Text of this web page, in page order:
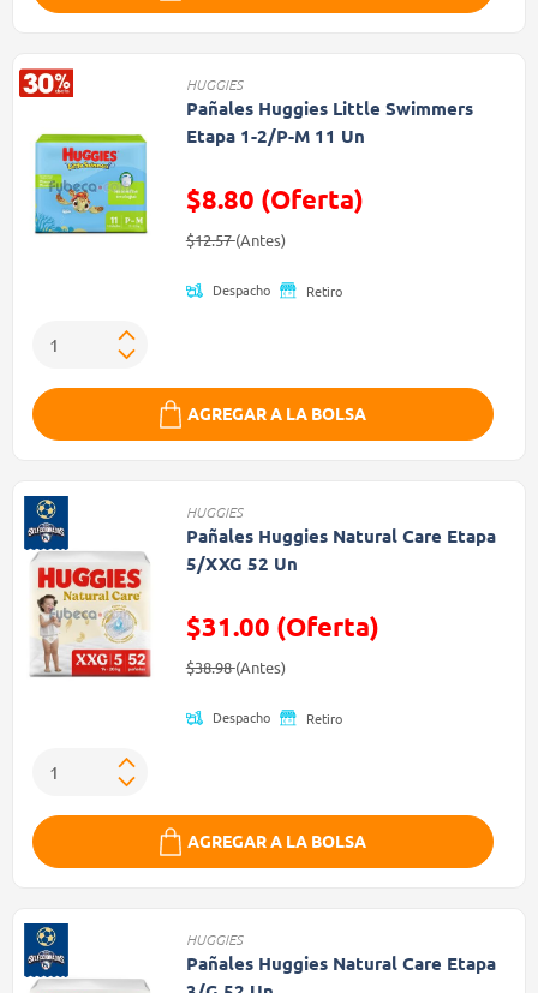
HUGGIES
Pañales Huggies Little Swimmers
Etapa 1-2/P-M 11 Un
$8.80 (Oferta)
Precio reducido de
$12.57(Antes)(Oferta)
Despacho Retiro
AGREGAR A LA BOLSA
HUGGIES
Pañales Huggies Natural Care Etapa
5/XXG 52 Un
$31.00 (Oferta)
Precio reducido de
$38.98(Antes)(Oferta)
Despacho Retiro
AGREGAR A LA BOLSA
HUGGIES
Pañales Huggies Natural Care Etapa